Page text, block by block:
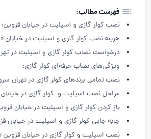
فهرست مطالب:
نصب کولر گازی و اسپلیت در خیابان قزوین:
هزینه نصب کولر گازی و اسپلیت در خیابان
درخواست نصاب کولر گازی و اسپلیت در
ویژگی‌های نصاب حرفه‌ای کولر گازی:
نصب تمامی برندهای کولر گازی در تهران
مراحل نصب اسپلیت و کولر گازی در
باز کردن کولر گازی و اسپلیت در خیابان
جابه جایی کولر گازی و اسپلیت در خیابان
نصب اسپلیت و کولر گازی در خیابان قزوین